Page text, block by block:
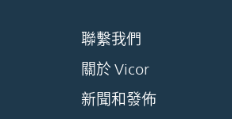
聯繫我們
關於 Vicor
新聞和發佈